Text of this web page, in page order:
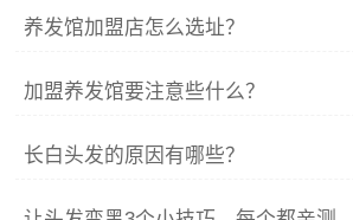
养发馆加盟店怎么选址？
加盟养发馆要注意些什么？
长白头发的原因有哪些？